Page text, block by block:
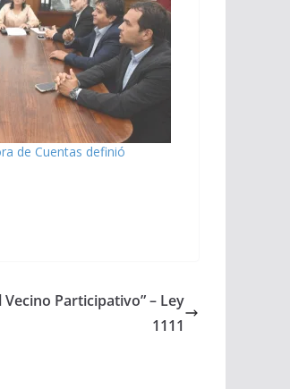
de Cuentas definió
Vecino Participativo” – Ley
1111